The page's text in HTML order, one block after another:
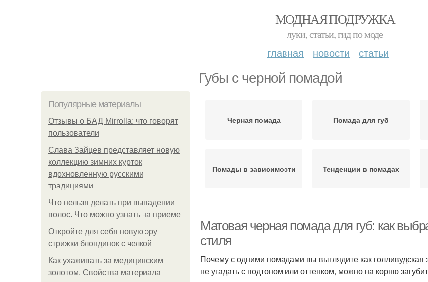
МОДНАЯ ПОДРУЖКА
луки, статьи, гид по моде
главная новости статьи
Губы с черной помадой
Популярные материалы
Отзывы о БАД Mirrolla: что говорят
пользователи
Слава Зайцев представляет новую
коллекцию зимних курток,
вдохновленную русскими
традициями
Что нельзя делать при выпадении
волос. Что можно узнать на приеме
Откройте для себя новую эру
стрижки блондинок с челкой
Как ухаживать за медицинским
золотом. Свойства материала
Черная помада Помада для губ
Помады в зависимости Тенденции в помадах
Матовая черная помада для губ: как
стиля
Почему с одними помадами вы выглядите как голливудская
не угадать с подтоном или оттенком, можно на корню